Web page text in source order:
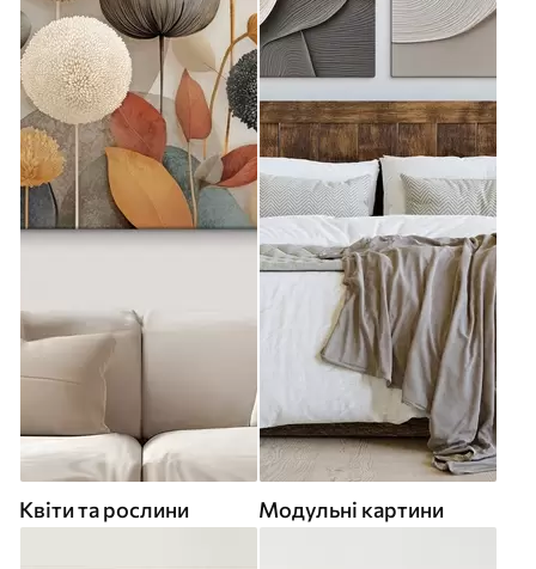
Квіти та рослини Модульні картини